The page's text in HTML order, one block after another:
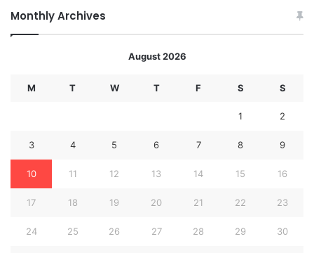
Monthly Archives
August 2026
M T W T F S S
1 2
3 4 5 6 7 8 9
10 11 12 13 14 15 16
17 18 19 20 21 22 23
24 25 26 27 28 29 30